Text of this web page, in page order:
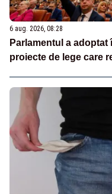
6 aug. 2026, 08:28
Parlamentul a
proiecte de lege care